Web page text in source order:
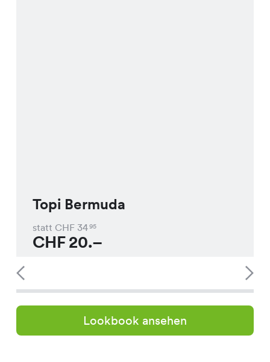
Topi Bermuda
statt CHF 3495
CHF20.–
Lookbook ansehen